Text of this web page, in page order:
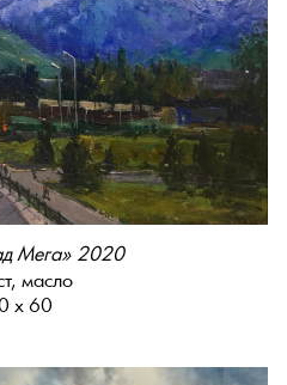
Мега» 2020
масло
х 60